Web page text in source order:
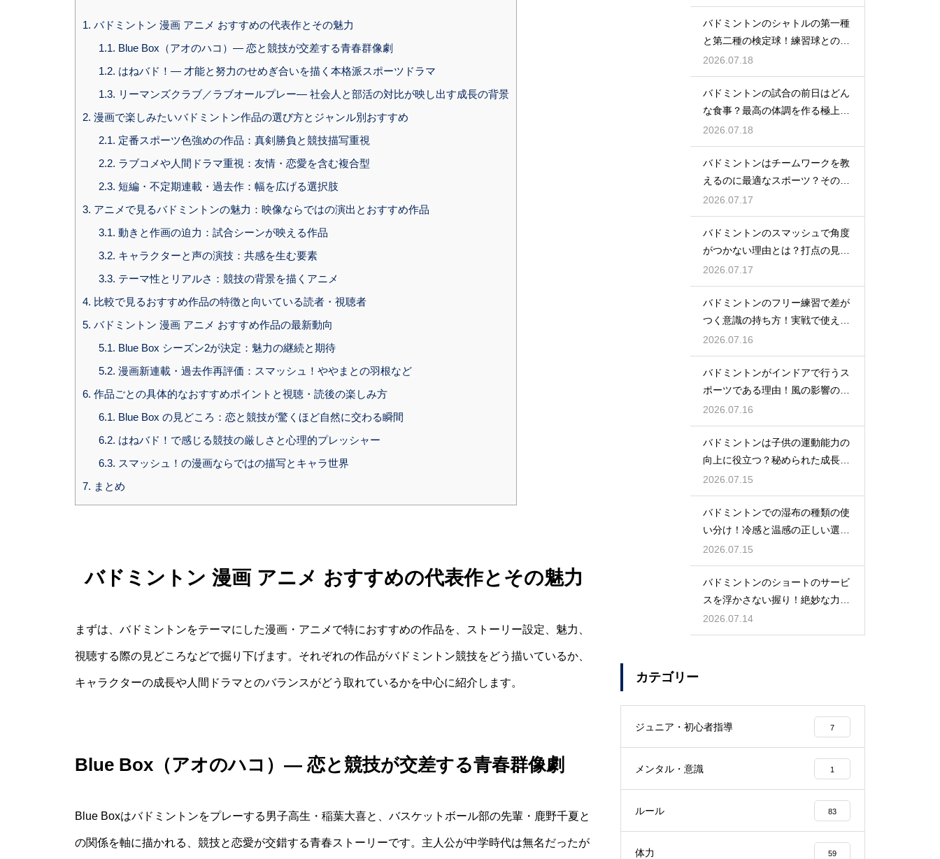
1. バドミントン 漫画 アニメ おすすめの代表作とその魅力
1.1. Blue Box（アオのハコ）— 恋と競技が交差する青春群像劇
1.2. はねバド！— 才能と努力のせめぎ合いを描く本格派スポーツドラマ
1.3. リーマンズクラブ／ラブオールプレー— 社会人と部活の対比が映し出す成長の背景
2. 漫画で楽しみたいバドミントン作品の選び方とジャンル別おすすめ
2.1. 定番スポーツ色強めの作品：真剣勝負と競技描写重視
2.2. ラブコメや人間ドラマ重視：友情・恋愛を含む複合型
2.3. 短編・不定期連載・過去作：幅を広げる選択肢
3. アニメで見るバドミントンの魅力：映像ならではの演出とおすすめ作品
3.1. 動きと作画の迫力：試合シーンが映える作品
3.2. キャラクターと声の演技：共感を生む要素
3.3. テーマ性とリアルさ：競技の背景を描くアニメ
4. 比較で見るおすすめ作品の特徴と向いている読者・視聴者
5. バドミントン 漫画 アニメ おすすめ作品の最新動向
5.1. Blue Box シーズン2が決定：魅力の継続と期待
5.2. 漫画新連載・過去作再評価：スマッシュ！ややまとの羽根など
6. 作品ごとの具体的なおすすめポイントと視聴・読後の楽しみ方
6.1. Blue Box の見どころ：恋と競技が驚くほど自然に交わる瞬間
6.2. はねバド！で感じる競技の厳しさと心理的プレッシャー
6.3. スマッシュ！の漫画ならではの描写とキャラ世界
7. まとめ
バドミントン 漫画 アニメ おすすめの代表作とその魅力
まずは、バドミントンをテーマにした漫画・アニメで特におすすめの作品を、ストーリー設定、魅力、
視聴する際の見どころなどで掘り下げます。それぞれの作品がバドミントン競技をどう描いているか、
キャラクターの成長や人間ドラマとのバランスがどう取れているかを中心に紹介します。
Blue Box（アオのハコ）— 恋と競技が交差する青春群像劇
Blue Boxはバドミントンをプレーする男子高生・稲葉大喜と、バスケットボール部の先輩・鹿野千夏と
の関係を軸に描かれる、競技と恋愛が交錯する青春ストーリーです。主人公が中学時代は無名だったが
バドミントンのシャトルの第一種
と第二種の検定球！練習球との違
いとは
2026.07.18
バドミントンの試合の前日はどん
な食事？最高の体調を作る極上メ
ニュー
2026.07.18
バドミントンはチームワークを教
えるのに最適なスポーツ？その理
由
2026.07.17
バドミントンのスマッシュで角度
がつかない理由とは？打点の見直
し方
2026.07.17
バドミントンのフリー練習で差が
つく意識の持ち方！実戦で使える
生きた球を打つ極意
2026.07.16
バドミントンがインドアで行うス
ポーツである理由！風の影響の大
きさ
2026.07.16
バドミントンは子供の運動能力の
向上に役立つ？秘められた成長効
果
2026.07.15
バドミントンでの湿布の種類の使
い分け！冷感と温感の正しい選び
方
2026.07.15
バドミントンのショートのサービ
スを浮かさない握り！絶妙な力加
減のコツ
2026.07.14
カテゴリー
ジュニア・初心者指導 7
メンタル・意識 1
ルール 83
体力 59